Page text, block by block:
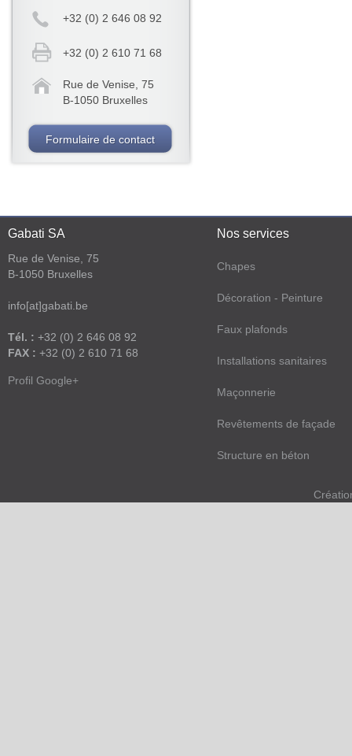
+32 (0) 2 646 08 92
+32 (0) 2 610 71 68
Rue de Venise, 75
B-1050 Bruxelles
Formulaire de contact
Gabati SA
Rue de Venise, 75
B-1050 Bruxelles
info[at]gabati.be
Tél. : +32 (0) 2 646 08 92
FAX : +32 (0) 2 610 71 68
Profil Google+
Nos services
Chapes
Décoration - Peinture
Faux plafonds
Installations sanitaires
Maçonnerie
Revêtements de façade
Structure en béton